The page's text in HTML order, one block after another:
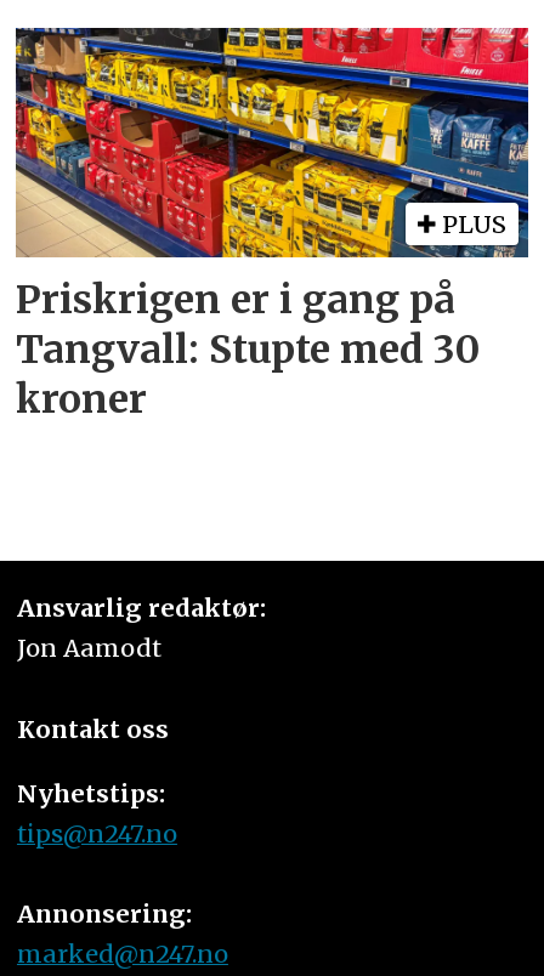
PLUS
Priskrigen er i gang på
Tangvall: Stupte med 30
kroner
Ansvarlig redaktør:
Jon Aamodt
Kontakt oss
Nyhetstips:
tips@n247.no
Annonsering:
marked@n247.no